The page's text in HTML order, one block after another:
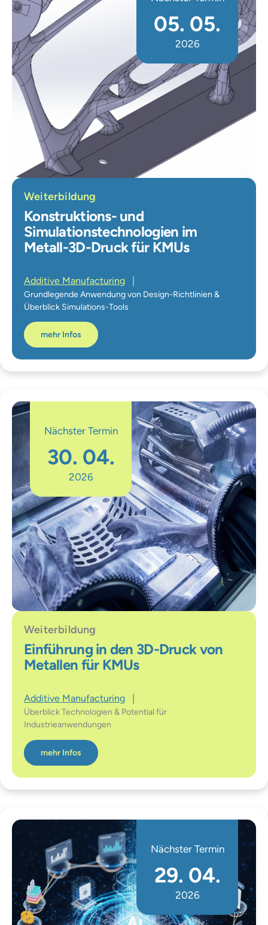
Weiterbildung
Konstruktions- und
Simulationstechnologien im
Metall-3D-Druck für KMUs
Additive Manufacturing |
Grundlegende Anwendung von Design-Richtlinien &
Überblick Simulations-Tools
mehr Infos
05. 05.
2026
Nächster Termin
30. 04.
2026
Weiterbildung
Einführung in den 3D-Druck von
Metallen für KMUs
Additive Manufacturing
Überblick Technologien & Potential für
Industrieanwendungen
mehr Infos
Nächster Termin
29. 04.
2026